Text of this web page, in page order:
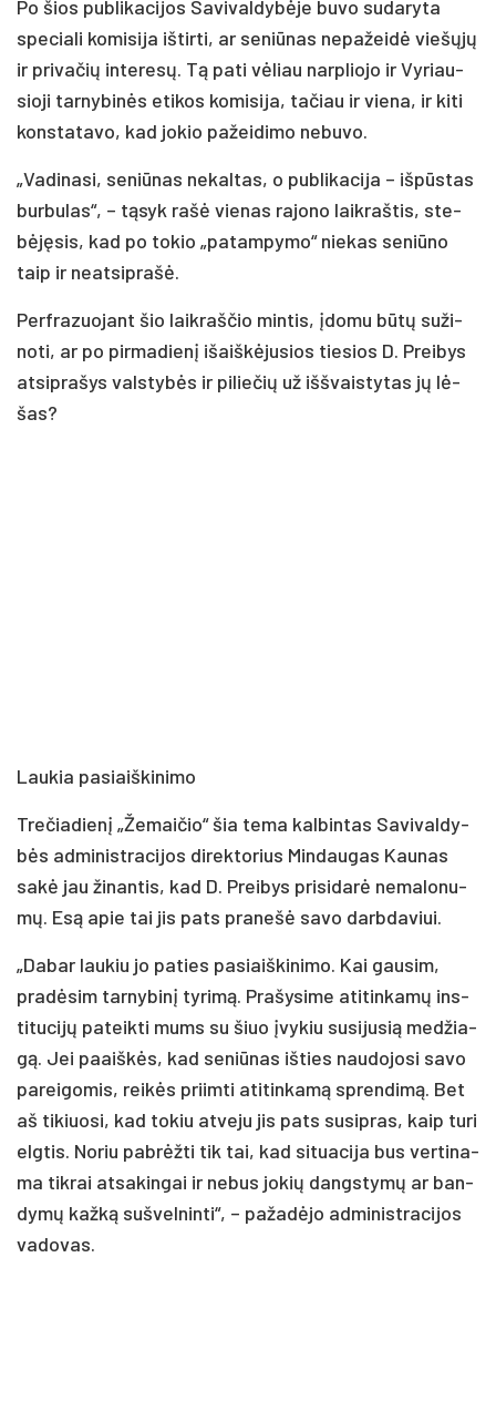
Po šios pub­li­ka­ci­jos Sa­vi­val­dy­bė­je bu­vo su­da­ry­ta
spe­cia­li ko­mi­si­ja iš­tir­ti, ar se­niū­nas ne­pa­žei­dė vie­šų­jų
ir pri­va­čių in­te­re­sų. Tą pa­ti vė­liau narp­lio­jo ir Vy­riau­
sio­ji tar­ny­bi­nės eti­kos ko­mi­si­ja, ta­čiau ir vie­na, ir ki­ti
kons­ta­ta­vo, kad jo­kio pa­žei­di­mo ne­bu­vo.
„Va­di­na­si, se­niū­nas ne­kal­tas, o pub­li­ka­ci­ja – iš­pūs­tas
bur­bu­las“, – tą­syk ra­šė vie­nas ra­jo­no laik­raš­tis, ste­
bė­ję­sis, kad po to­kio „pa­tam­py­mo“ nie­kas se­niū­no
taip ir neat­sip­ra­šė.
Perf­ra­zuo­jant šio laik­raš­čio min­tis, įdo­mu bū­tų su­ži­
no­ti, ar po pir­ma­die­nį išaiš­kė­ju­sios tie­sios D. Prei­bys
at­si­pra­šys vals­ty­bės ir pi­lie­čių už iš­švais­ty­tas jų lė­
šas?
Lau­kia pa­siaiš­ki­ni­mo
Tre­čia­die­nį „Že­mai­čio“ šia te­ma kal­bin­tas Sa­vi­val­dy­
bės ad­mi­nist­ra­ci­jos di­rek­to­rius Min­dau­gas Kau­nas
sa­kė jau ži­nan­tis, kad D. Prei­bys pri­si­da­rė ne­ma­lo­nu­
mų. Esą apie tai jis pa­ts pra­ne­šė sa­vo darb­da­viui.
„Da­bar lau­kiu jo pa­ties pa­siaiš­ki­ni­mo. Kai gau­sim,
pra­dė­sim tar­ny­bi­nį ty­ri­mą. Pra­šy­si­me ati­tin­ka­mų ins­
ti­tu­ci­jų pa­teik­ti mums su šiuo įvy­kiu su­si­ju­sią me­džia­
gą. Jei paaiš­kės, kad se­niū­nas iš­ties nau­do­jo­si sa­vo
pa­rei­go­mis, rei­kės priim­ti ati­tin­ka­mą spren­di­mą. Bet
aš ti­kiuo­si, kad to­kiu at­ve­ju jis pa­ts su­si­pras, kaip tu­ri
elg­tis. No­riu pa­brėž­ti tik tai, kad si­tua­ci­ja bus ver­ti­na­
ma tik­rai at­sa­kin­gai ir ne­bus jo­kių dangs­ty­mų ar ban­
dy­mų kaž­ką su­švel­nin­ti“, – pa­ža­dė­jo ad­mi­nist­ra­ci­jos
va­do­vas.